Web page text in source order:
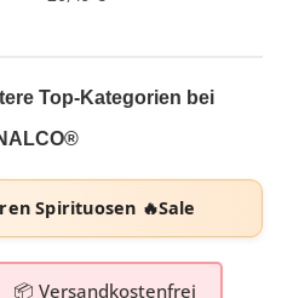
Top-Kategorien bei
Spirituosen 🔥Sale
📦 Versandkostenfrei